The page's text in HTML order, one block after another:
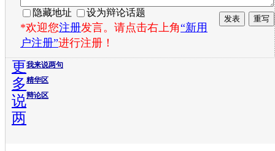
隐藏地址 设为辩论话题
*欢迎您注册发言。请点击右上角“新用
户注册”进行注册！
我来说两句
精华区
辩论区
更
多
说
两